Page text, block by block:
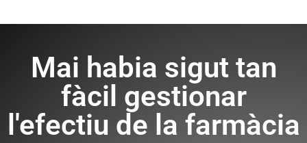
Mai habia sigut tan
fàcil gestionar
l'efectiu de la farmàcia